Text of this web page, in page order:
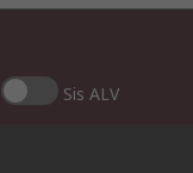
Sis ALV